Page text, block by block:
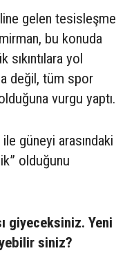
gelen tesisleşme
bu konuda
sıkıntılara yol
değil, tüm spor
vurgu yaptı.
güneyi arasındaki
olduğunu
giyeceksiniz. Yeni
siniz?